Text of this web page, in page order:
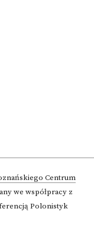
Centrum
we współpracy z
Polonistyk